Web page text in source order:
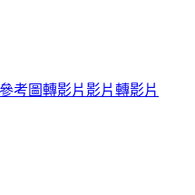
參考圖轉影片 影片轉影片